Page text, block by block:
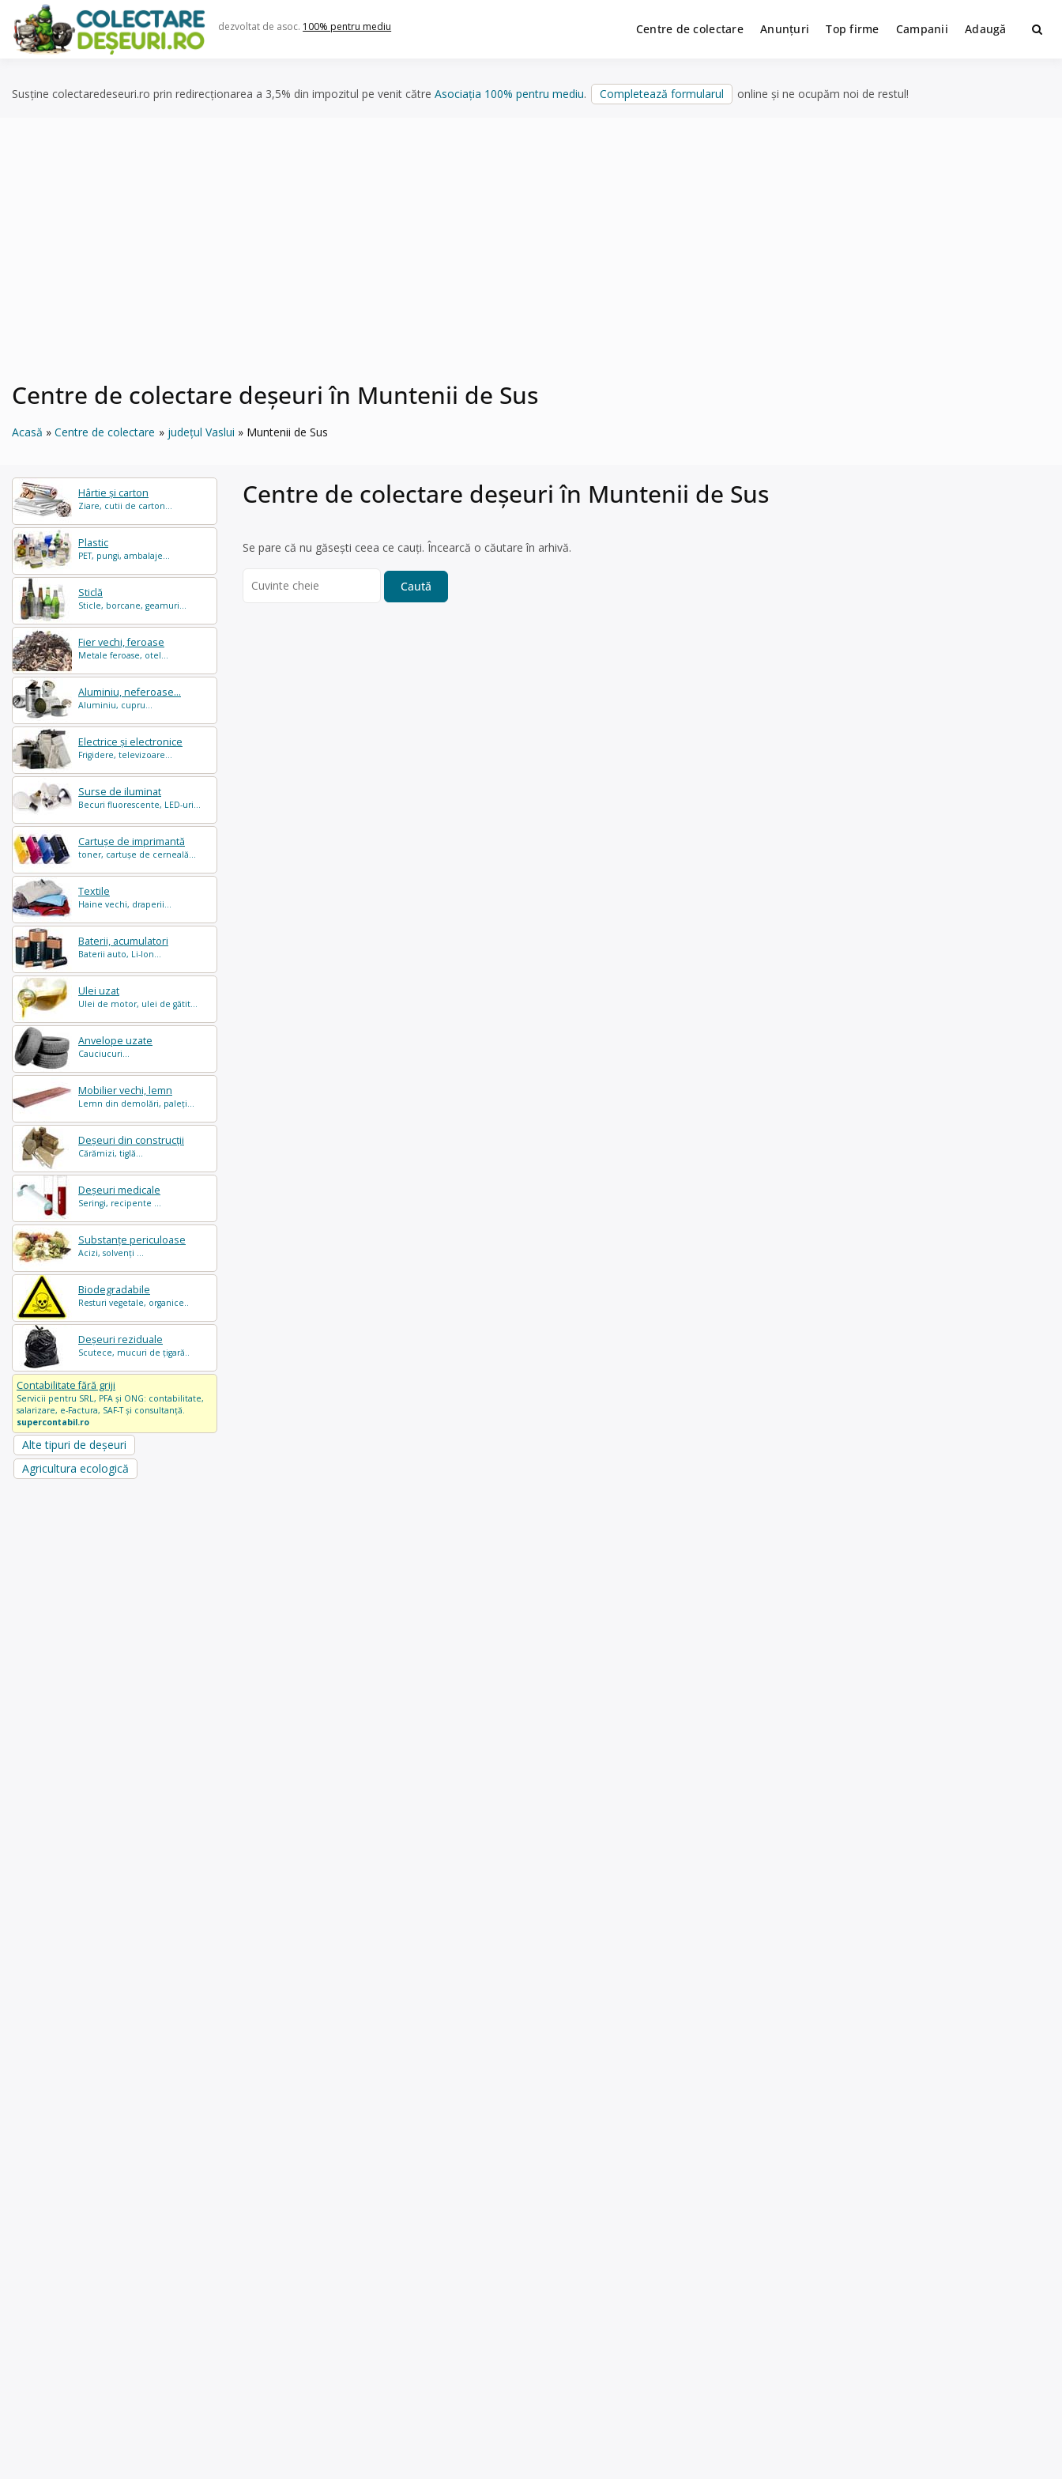
content
dezvoltat de asoc. 100% pentru mediu Centre de colectare Anunțuri Top firme Campanii Adaugă
Susține colectaredeseuri.ro prin redirecționarea a 3,5% din impozitul pe venit către Asociația 100% pentru mediu. Completează formularul online și ne ocupăm noi de restul!
Centre de colectare deșeuri în Muntenii de Sus
Acasă Centre de colectare județul Vaslui Muntenii de Sus
Hârtie și carton
Ziare, cutii de carton...
Plastic
PET, pungi, ambalaje...
Sticlă
Sticle, borcane, geamuri...
Fier vechi, feroase
Metale feroase, otel...
Aluminiu, neferoase...
Aluminiu, cupru...
Electrice și electronice
Frigidere, televizoare...
Surse de iluminat
Becuri fluorescente, LED-uri...
Cartușe de imprimantă
toner, cartușe de cerneală...
Textile
Haine vechi, draperii...
Baterii, acumulatori
Baterii auto, Li-Ion...
Ulei uzat
Ulei de motor, ulei de gătit...
Anvelope uzate
Cauciucuri...
Mobilier vechi, lemn
Lemn din demolări, paleți...
Deșeuri din construcții
Cărămizi, tiglă...
Deșeuri medicale
Seringi, recipente ...
Substanțe periculoase
Acizi, solvenți ...
Biodegradabile
Resturi vegetale, organice..
Deșeuri reziduale
Scutece, mucuri de țigară..
Contabilitate fără griji
Servicii pentru SRL, PFA și ONG: contabilitate,
salarizare, e-Factura, SAF-T și consultanță.
supercontabil.ro
Alte tipuri de deșeuri
Agricultura ecologică
Centre de colectare deșeuri în Muntenii de Sus
Se pare că nu găsești ceea ce cauți. Încearcă o căutare în arhivă.
for: